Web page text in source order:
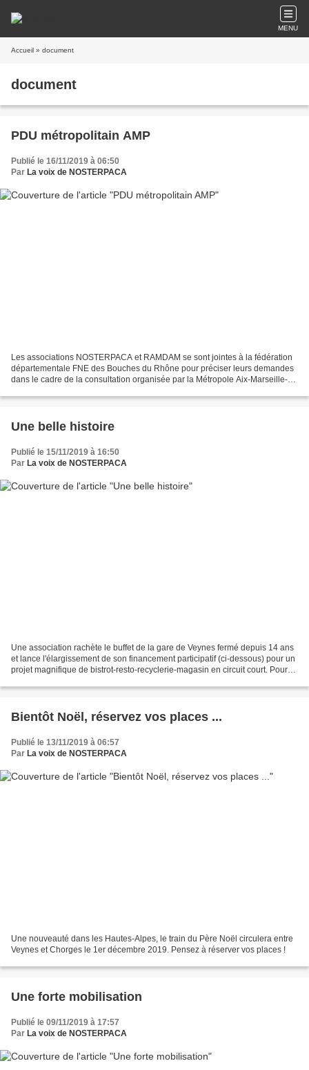
MENU
Accueil » document
document
PDU métropolitain AMP
Publié le 16/11/2019 à 06:50
Par La voix de NOSTERPACA
Les associations NOSTERPACA et RAMDAM se sont jointes à la fédération
départementale FNE des Bouches du Rhône pour préciser leurs demandes
dans le cadre de la consultation organisée par la Métropole Aix-Marseille-
Une belle histoire
Publié le 15/11/2019 à 16:50
Par La voix de NOSTERPACA
Une association rachète le buffet de la gare de Veynes fermé depuis 14 ans
et lance l'élargissement de son financement participatif (ci-dessous) pour un
projet magnifique de bistrot-resto-recyclerie-magasin en circuit court. Pour
Bientôt Noël, réservez vos places ...
Publié le 13/11/2019 à 06:57
Par La voix de NOSTERPACA
Une nouveauté dans les Hautes-Alpes, le train du Père Noël circulera entre
Veynes et Chorges le 1er décembre 2019. Pensez à réserver vos places !
Une forte mobilisation
Publié le 09/11/2019 à 17:57
Par La voix de NOSTERPACA